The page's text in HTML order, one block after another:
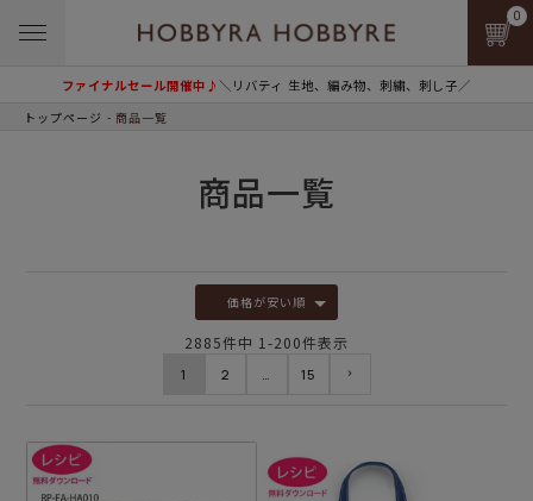
ファイナルセール開催中♪＼リバティ 生地、編み物、刺繍、刺し子／
0
トップページ 商品一覧
商品一覧
価格が安い順
2885件中 1 -200件表示
1 2 15